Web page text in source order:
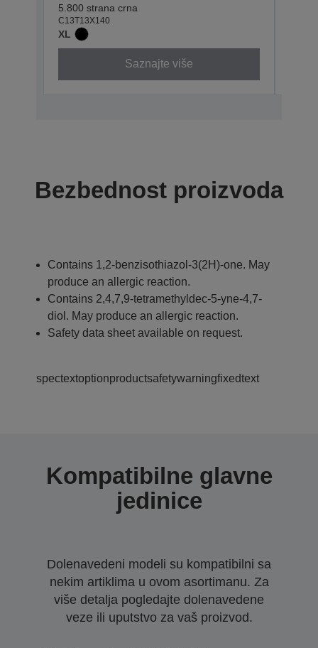
5.800 strana crna
C13T13X140
XL
Saznajte više
Bezbednost proizvoda
Contains 1,2-benzisothiazol-3(2H)-one. May
produce an allergic reaction.
Contains 2,4,7,9-tetramethyldec-5-yne-4,7-
diol. May produce an allergic reaction.
Safety data sheet available on request.
spectextoptionproductsafetywarningfixedtext
Kompatibilne glavne
jedinice
Dolenavedeni modeli su kompatibilni sa
nekim artiklima u ovom asortimanu. Za
više detalja pogledajte dolenavedene
veze ili uputstvo za vaš proizvod.